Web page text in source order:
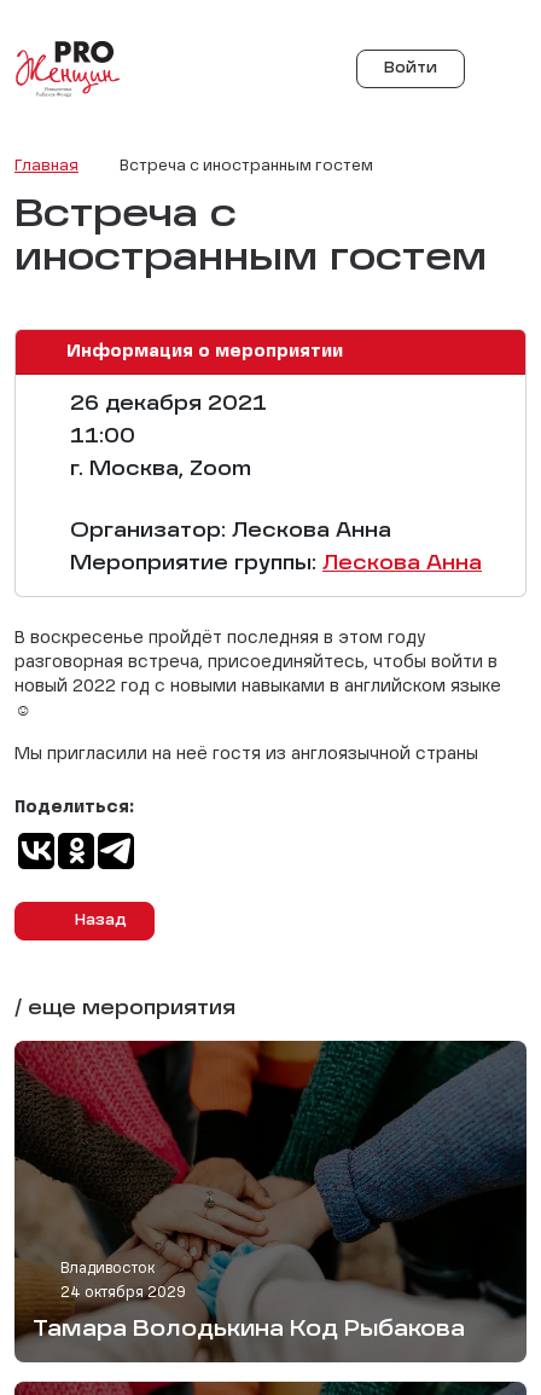
Войти
Главная Встреча с иностранным гостем
Встреча с
иностранным гостем
Информация о мероприятии
26 декабря 2021
11:00
г. Москва, Zoom
Организатор: Лескова Анна
Мероприятие группы: Лескова Анна
В воскресенье пройдёт последняя в этом году
разговорная встреча, присоединяйтесь, чтобы войти в
новый 2022 год с новыми навыками в английском языке
☺️
Мы пригласили на неё гостя из англоязычной страны
Назад
Поделиться:
/ еще мероприятия
Владивосток
24 октября 2029
Тамара Володькина Код Рыбакова